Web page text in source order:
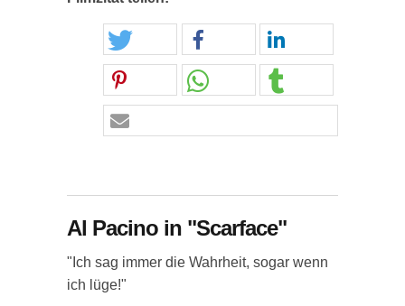
Al Pacino in "Scarface"
"Ich sag immer die Wahrheit, sogar wenn
ich lüge!"